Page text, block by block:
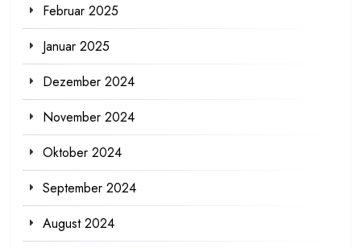
Februar 2025
Januar 2025
Dezember 2024
November 2024
Oktober 2024
September 2024
August 2024